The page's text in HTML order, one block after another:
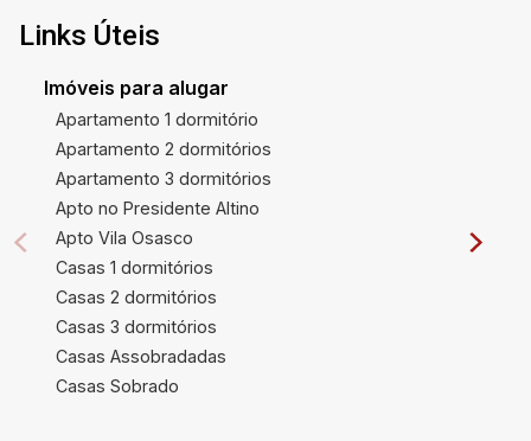
Links Úteis
Imóveis para alugar
Apartamento 1 dormitório
Apartamento 2 dormitórios
Apartamento 3 dormitórios
Apto no Presidente Altino
Apto Vila Osasco
Casas 1 dormitórios
Casas 2 dormitórios
Casas 3 dormitórios
Casas Assobradadas
Casas Sobrado